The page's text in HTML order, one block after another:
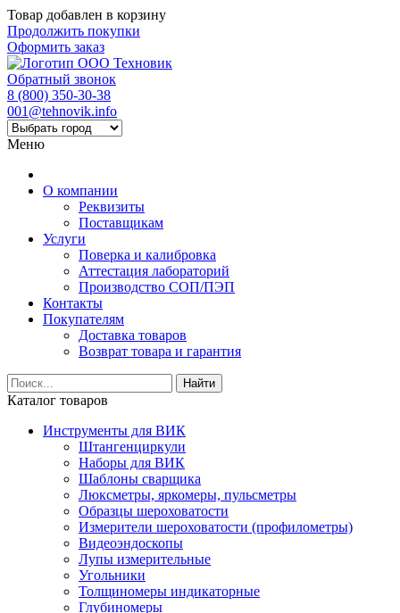
Товар добавлен в корзину
Продолжить покупки
Оформить заказ
Обратный звонок
8 (800) 350-30-38
001@tehnovik.info
Меню
О компании
Реквизиты
Поставщикам
Услуги
Поверка и калибровка
Аттестация лабораторий
Производство СОП/ПЭП
Контакты
Покупателям
Доставка товаров
Возврат товара и гарантия
Найти
Каталог товаров
Инструменты для ВИК
Штангенциркули
Наборы для ВИК
Шаблоны сварщика
Люксметры, яркомеры, пульсметры
Образцы шероховатости
Измерители шероховатости (профилометры)
Видеоэндоскопы
Лупы измерительные
Угольники
Толщиномеры индикаторные
Глубиномеры